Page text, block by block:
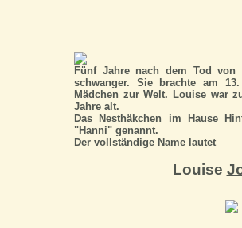
Fünf Jahre nach dem Tod von
schwanger. Sie brachte am
Mädchen zur Welt. Louise war
Jahre alt.
Das Nesthäkchen im Hause
"Hanni" genannt.
Der vollständige Name lautet
Louise